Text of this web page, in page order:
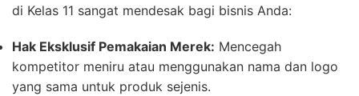
di Kelas 11 sangat mendesak bagi bisnis Anda:
Hak Eksklusif Pemakaian Merek: Mencegah
kompetitor meniru atau menggunakan nama dan logo
yang sama untuk produk sejenis.